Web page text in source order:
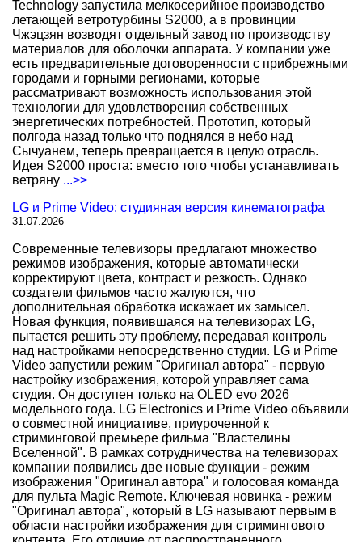
Technology запустила мелкосерийное производство
летающей ветротурбины S2000, а в провинции
Чжэцзян возводят отдельный завод по производству
материалов для оболочки аппарата. У компании уже
есть предварительные договоренности с прибрежными
городами и горными регионами, которые
рассматривают возможность использования этой
технологии для удовлетворения собственных
энергетических потребностей. Прототип, который
полгода назад только что поднялся в небо над
Сычуанем, теперь превращается в целую отрасль.
Идея S2000 проста: вместо того чтобы устанавливать
ветряну ...>>
LG и Prime Video: студияная версия кинематографа
31.07.2026
Современные телевизоры предлагают множество
режимов изображения, которые автоматически
корректируют цвета, контраст и резкость. Однако
создатели фильмов часто жалуются, что
дополнительная обработка искажает их замысел.
Новая функция, появившаяся на телевизорах LG,
пытается решить эту проблему, передавая контроль
над настройками непосредственно студии. LG и Prime
Video запустили режим "Оригинал автора" - первую
настройку изображения, которой управляет сама
студия. Он доступен только на OLED evo 2026
модельного года. LG Electronics и Prime Video объявили
о совместной инициативе, приуроченной к
стриминговой премьере фильма "Властелины
Вселенной". В рамках сотрудничества на телевизорах
компании появились две новые функции - режим
изображения "Оригинал автора" и голосовая команда
для пульта Magic Remote. Ключевая новинка - режим
"Оригинал автора", который в LG называют первым в
области настройки изображения для стримингового